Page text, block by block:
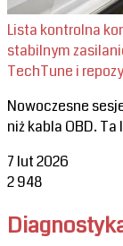
Lista kontrolna
stabilnym
TechTune i
Nowoczesne
niż kabla OBD.
7 lut 2026
2948